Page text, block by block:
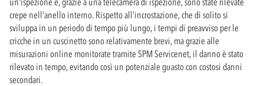
crepe nell'anello interno. Rispetto all'incrostazione, che di solito si
sviluppa in un periodo di tempo più lungo, i tempi di preavviso per le
cricche in un cuscinetto sono relativamente brevi, ma grazie alle
misurazioni online monitorate tramite SPM Servicenet, il danno è stato
rilevato in tempo, evitando così un potenziale guasto con costosi danni
secondari.